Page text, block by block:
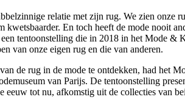
relatie met zijn rug. We zien onze
kwetsbaarder. En toch heeft de mode nooit
een tentoonstelling die in 2018 in het Mode &
van onze eigen rug en die van anderen.
de rug in de mode te ontdekken, had het
van Parijs. De tentoonstelling
eeuw tot nu, afkomstig uit de collecties van